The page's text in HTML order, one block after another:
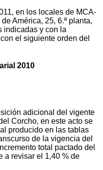
en los locales de MCA-
América, 25, 6.ª planta,
indicadas y con la
el siguiente orden del
2010
adicional del vigente
Corcho, en este acto se
producido en las tablas
de la vigencia del
total pactado del
a revisar el 1,40 % de